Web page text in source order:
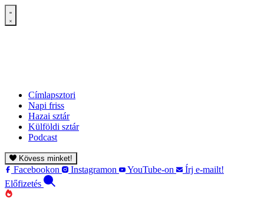
Címlapsztori
Napi friss
Hazai sztár
Külföldi sztár
Podcast
Kövess minket!
Facebookon Instagramon YouTube-on
Írj e-mailt!
Előfizetés